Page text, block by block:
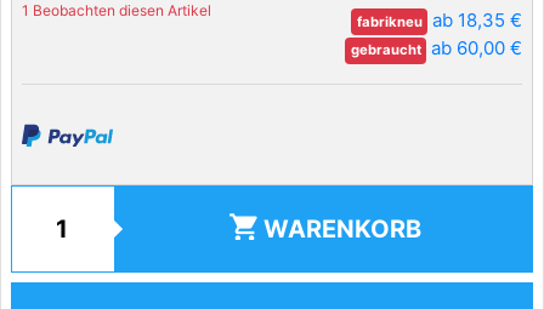
1 Beobachten diesen Artikel
fabrikneu ab 18,35 €
gebraucht ab 60,00 €
shopping_cart WARENKORB